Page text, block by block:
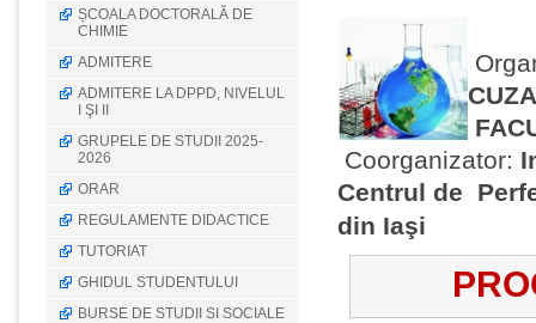
ȘCOALA DOCTORALĂ DE
CHIMIE
ADMITERE
ADMITERE LA DPPD, NIVELUL
I ŞI II
GRUPELE DE STUDII 2025-
2026
ORAR
REGULAMENTE DIDACTICE
TUTORIAT
GHIDUL STUDENTULUI
BURSE DE STUDII SI SOCIALE
O
Coorganizator:
Centrul de
din Iaşi